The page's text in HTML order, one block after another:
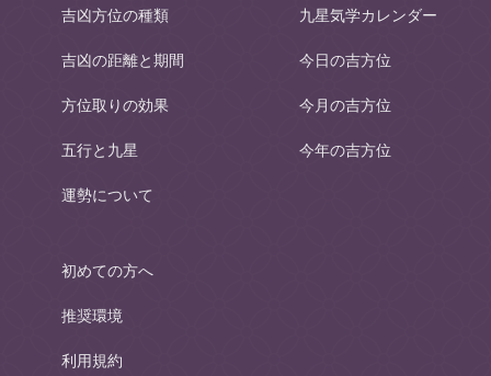
吉凶方位の種類
吉凶の距離と期間
方位取りの効果
五行と九星
運勢について
九星気学カレンダー
今日の吉方位
今月の吉方位
今年の吉方位
初めての方へ
推奨環境
利用規約